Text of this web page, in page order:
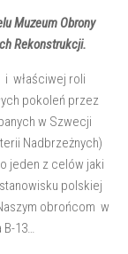
Muzeum Obrony
Rekonstrukcji.
właściwej roli
pokoleń przez
w Szwecji
Nadbrzeżnych)
jeden z celów jaki
polskiej
obrońcom w
13…